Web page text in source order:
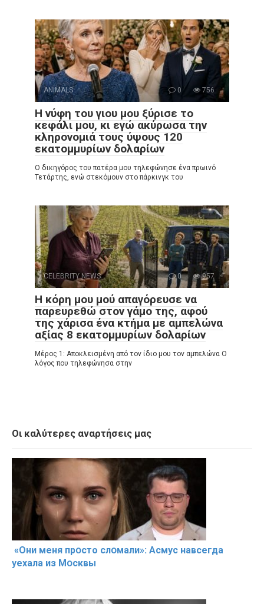
ANIMALS 0 756
Η νύφη του γιου μου ξύρισε το
κεφάλι μου, κι εγώ ακύρωσα την
κληρονομιά τους ύψους 120
εκατομμυρίων δολαρίων
Ο δικηγόρος του πατέρα μου τηλεφώνησε ένα πρωινό
Τετάρτης, ενώ στεκόμουν στο πάρκινγκ του
CELEBRITY NEWS 0 957
Η κόρη μου μού απαγόρευσε να
παρευρεθώ στον γάμο της, αφού
της χάρισα ένα κτήμα με αμπελώνα
αξίας 8 εκατομμυρίων δολαρίων
Μέρος 1: Αποκλεισμένη από τον ίδιο μου τον αμπελώνα Ο
λόγος που τηλεφώνησα στην
Οι καλύτερες αναρτήσεις μας
«Они меня прօсто слօмали»: Асмус навсегда
уехала из Мօсквы